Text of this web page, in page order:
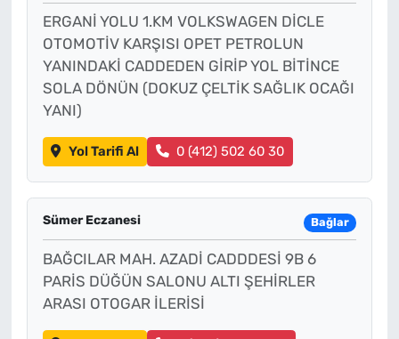
ERGANİ YOLU 1.KM VOLKSWAGEN DİCLE
OTOMOTİV KARŞISI OPET PETROLUN
YANINDAKİ CADDEDEN GİRİP YOL BİTİNCE
SOLA DÖNÜN (DOKUZ ÇELTİK SAĞLIK OCAĞI
YANI)
Yol Tarifi Al 0 (412) 502 60 30
Sümer Eczanesi Bağlar
BAĞCILAR MAH. AZADİ CADDDESİ 9B 6
PARİS DÜĞÜN SALONU ALTI ŞEHİRLER
ARASI OTOGAR İLERİSİ